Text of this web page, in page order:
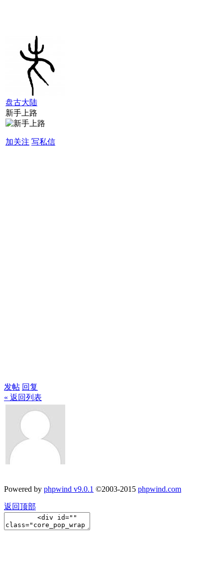
盘古大陆
新手上路
加关注 写私信
发帖 回复
« 返回列表
Powered by phpwind v9.0.1 ©2003-2015 phpwind.com
返回顶部